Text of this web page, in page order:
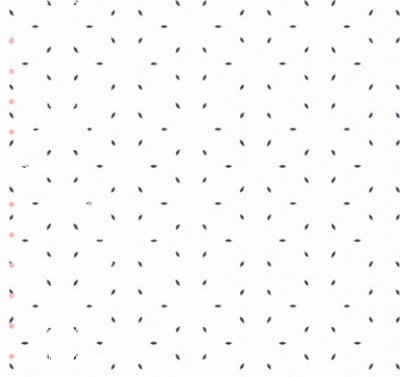
Contato
Política de Privacidade
Termos de Uso
Parceiros
Coruja Pedagogica
Pedagogia Ingrid Moraes
SOS professor
Atividades Pedagógicas Suzano
Etiene prof
Tudo é pedagógico